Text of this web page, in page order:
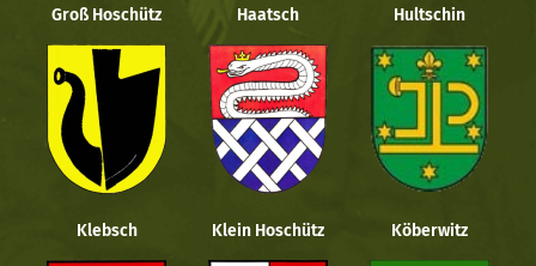
Groß Hoschütz Haatsch Hultschin
Klebsch Klein Hoschütz Köberwitz